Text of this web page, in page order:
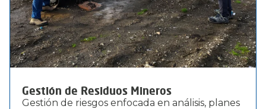
Gestión de Residuos Mineros
Gestión de riesgos enfocada en análisis, planes